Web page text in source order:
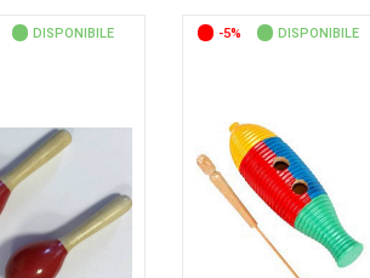
DISPONIBILE -5% DISPONIBILE